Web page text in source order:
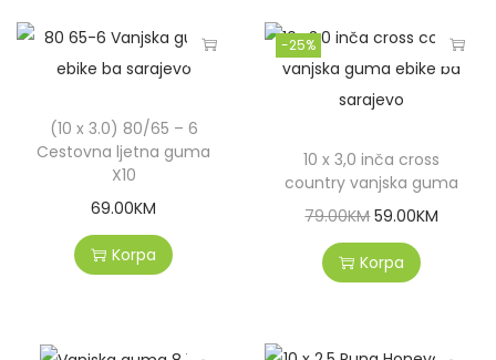
(10 x 3.0) 80/65 – 6
Cestovna ljetna guma
X10
69.00KM
Korpa
-25%
10 x 3,0 inča cross
country vanjska guma
79.00KM 59.00KM
Korpa